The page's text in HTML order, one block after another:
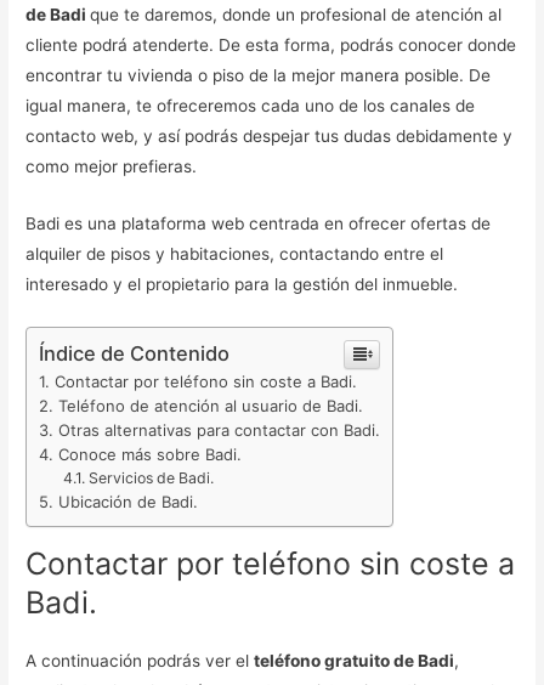
de Badique te daremos, donde un profesional de atención al
cliente podrá atenderte. De esta forma, podrás conocer donde
encontrar tu vivienda o piso de la mejor manera posible. De
igual manera, te ofreceremos cada uno de los canales de
contacto web, y así podrás despejar tus dudas debidamente y
como mejor prefieras.
Badi es una plataforma web centrada en ofrecer ofertas de
alquiler de pisos y habitaciones, contactando entre el
interesado y el propietario para la gestión del inmueble.
Índice de Contenido
Contactar por teléfono sin coste a Badi.
Teléfono de atención al usuario de Badi.
Otras alternativas para contactar con Badi.
Conoce más sobre Badi.
Servicios de Badi.
Ubicación de Badi.
Contactar por teléfono sin coste a
Badi.
A continuación podrás ver elteléfono gratuito de Badi,